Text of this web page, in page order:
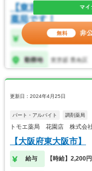
更新日：2024年4月25日
パート・アルバイト 調剤薬局
トモエ薬局 花園店 株式会
【大阪府東大阪市】
給与 【時給】2,200